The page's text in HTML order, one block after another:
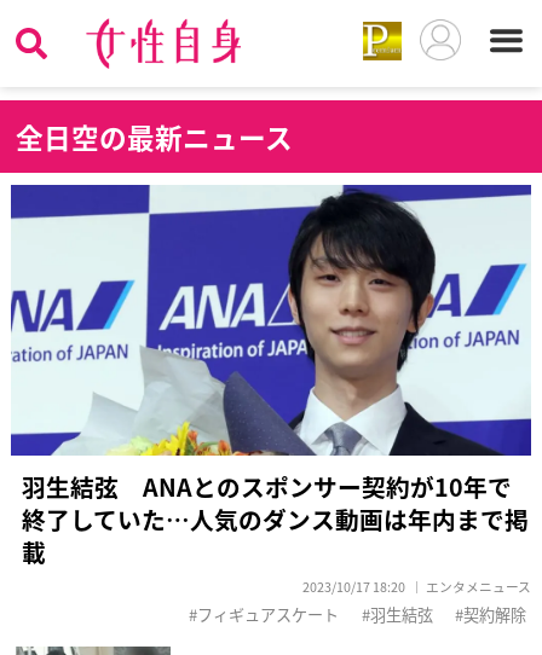
全日空の最新ニュース
羽生結弦 ANAとのスポンサー契約が10年で
終了していた…人気のダンス動画は年内まで掲
載
2023/10/17 18:20 エンタメニュース
フィギュアスケート 羽生結弦 契約解除